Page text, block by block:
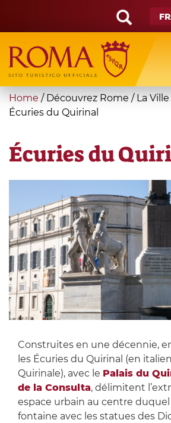
main
content
Search
form
Recherche
You
are
here
Home / Découvrez Rome / La Ville
Écuries du Quirinal
Écuries du
Construites en une décennie,
les Écuries du Quirinal (en
Quirinale), avec le Palais du
de la Consulta, délimitent
espace urbain au centre
fontaine avec les statues des